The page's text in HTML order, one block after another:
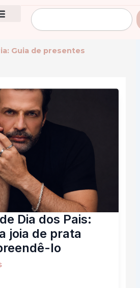
Pesquisar
Guia de presentes
Dia dos Pais:
joia de prata
lo